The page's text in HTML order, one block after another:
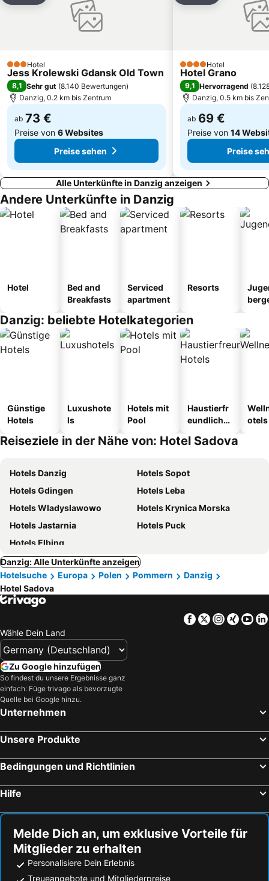
Jastarnia open sea beach
Nowy Port
Dworzec PKP
Wrzeszcz Górny
Sopot Lighthouse
Dom Zdrojowy
3 Sterne
Hotel
Jess Krolewski Gdansk Old Town
8,1 Sehr gut (8.140 Bewertungen)
Danzig, 0.2 km bis Zentrum
ab 73 €
Preise von 6 Websites
Preise sehen
4 SterneHotel
Hotel Grano
9,1 Hervorragend (
Danzig, 0.5 km bis
ab 69 €
Preise von 14
Preise
Alle Unterkünfte in Danzig anzeigen
Andere Unterkünfte in Danzig
Hotel
Bed and
Breakfasts
Serviced
apartment
Resorts
Danzig: beliebte Hotelkategorien
Günstige
Hotels
Luxushote
ls
Hotels mit
Pool
Haustierfr
eundliche
otels
Reiseziele in der Nähe von: Hotel Sadova
Hotels Danzig
Hotels Sopot
Hotels Gdingen
Hotels Leba
Hotels Wladyslawowo
Hotels Krynica Morska
Hotels Jastarnia
Hotels Puck
Hotels Elbing
Danzig: Alle Unterkünfte anzeigen
Hotelsuche
Europa Polen Pommern
Danzig
Hotel Sadova
Facebook
TwitterXing
Wähle Dein Land
Zu Google hinzufügen
So findest du unsere Ergebnisse ganz
einfach: Füge trivago als bevorzugte
Quelle bei Google hinzu.
Unternehmen
Unsere Produkte
Bedingungen und Richtlinien
Hilfe
Melde Dich an, um exklusive Vorteile für
Mitglieder zu erhalten
Personalisiere Dein Erlebnis
Treueangebote und Mitgliederpreise